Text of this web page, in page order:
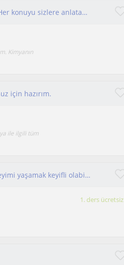
Kimya alanında her konuda oldukça yetkinim. Her konuyu sizlere anlatabilmek ve sorularınızı cevaplamak için buradayım.
Kimyanın
için hazırım.
ile ilgili tüm
Türkiye dereceli kimya öğretmeninden bu deneyimi yaşamak keyifli olabilir , hadi başlayalım
1. ders ücretsiz